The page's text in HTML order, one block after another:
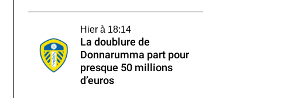
Hier à 18:14
La doublure de
Donnarumma part pour
presque 50 millions
d’euros